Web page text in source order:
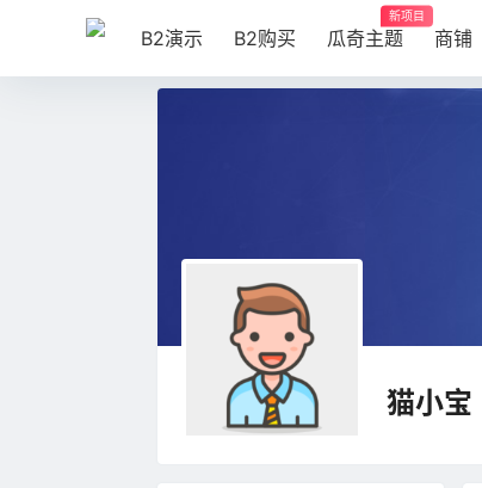
B2演示 B2购买 瓜奇主题
新项目
商铺
猫小宝